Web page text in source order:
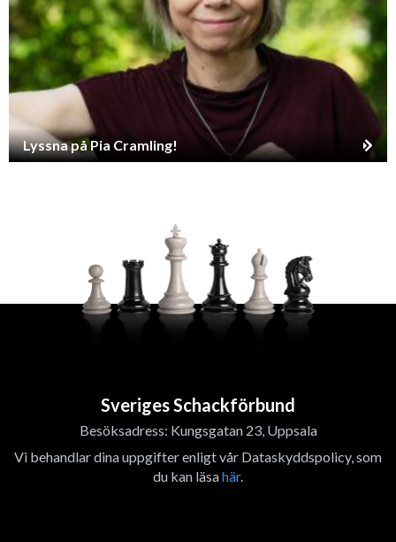
Lyssna på Pia Cramling!
Sveriges Schackförbund
Besöksadress: Kungsgatan 23, Uppsala
Vi behandlar dina uppgifter enligt vår Dataskyddspolicy, som
du kan läsahär.